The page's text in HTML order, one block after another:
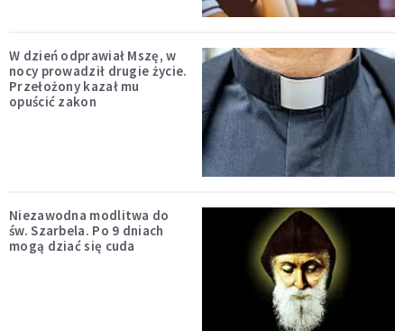
W dzień odprawiał Mszę, w
nocy prowadził drugie życie.
Przełożony kazał mu
opuścić zakon
Niezawodna modlitwa do
św. Szarbela. Po 9 dniach
mogą dziać się cuda